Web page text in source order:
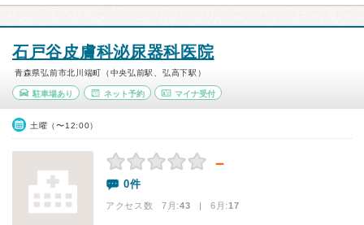
石戸谷皮膚科泌尿器科医院
青森県弘前市北川端町（中央弘前駅、弘高下駅）
駐車場あり ネット予約 マイナ受付
土曜（〜12:00）
－
0件
アクセス数 7月:43 | 6月:17